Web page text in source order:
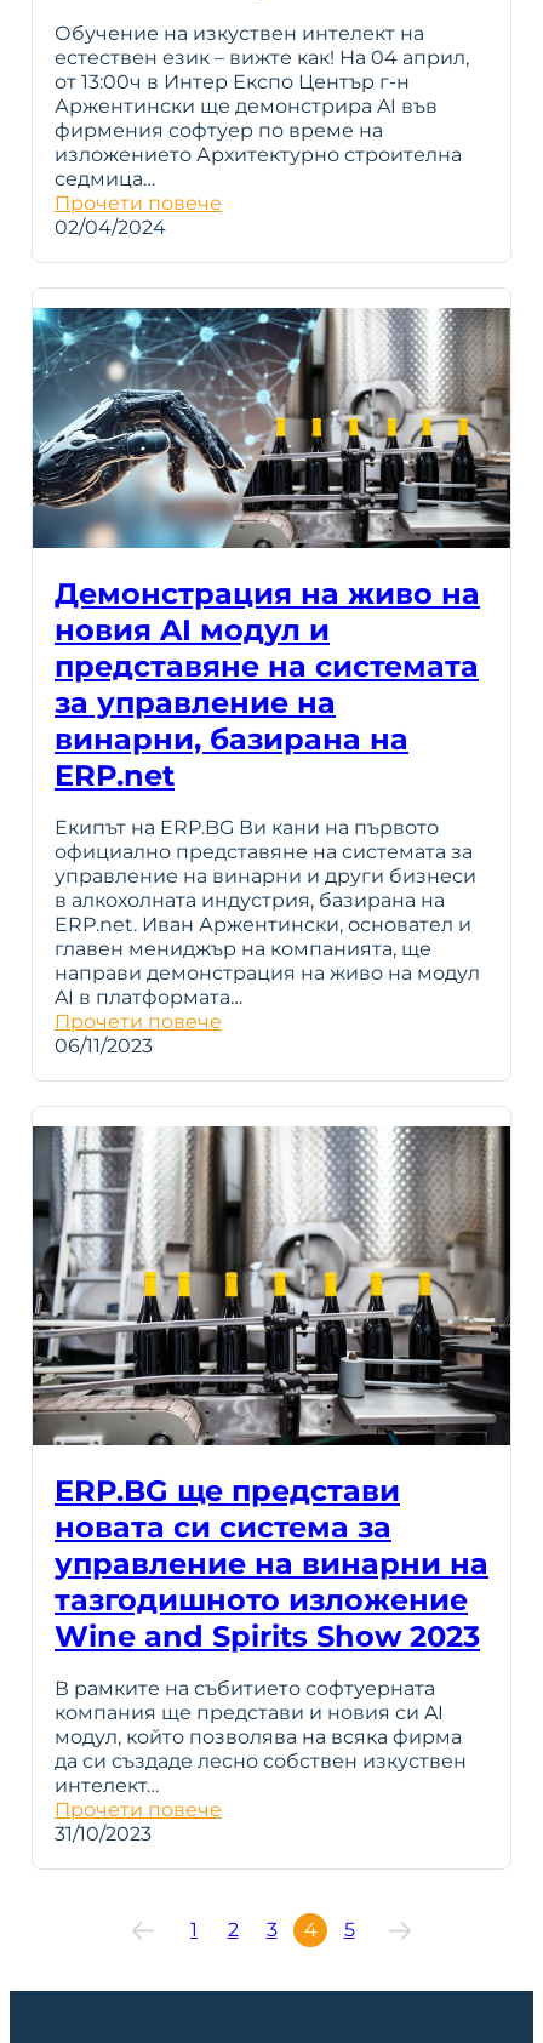
Обучение на изкуствен интелект на
естествен език – вижте как! На 04 април,
от 13:00ч в Интер Експо Център г-н
Аржентински ще демонстрира AI във
фирмения софтуер по време на
изложението Архитектурно строителна
седмица…
Прочети повече
02/04/2024
Демонстрация на живо на
новия AI модул и
представяне на системата
за управление на
винарни, базирана на
ERP.net
Екипът на ERP.BG Ви кани на първото
официално представяне на системата за
управление на винарни и други бизнеси
в алкохолната индустрия, базирана на
ERP.net. Иван Аржентински, основател и
главен мениджър на компанията, ще
направи демонстрация на живо на модул
AI в платформата…
Прочети повече
06/11/2023
ERP.BG ще представи
новата си система за
управление на винарни на
тазгодишното изложение
Wine and Spirits Show 2023
В рамките на събитието софтуерната
компания ще представи и новия си AI
модул, който позволява на всяка фирма
да си създаде лесно собствен изкуствен
интелект…
Прочети повече
31/10/2023
1 2 3 4 5